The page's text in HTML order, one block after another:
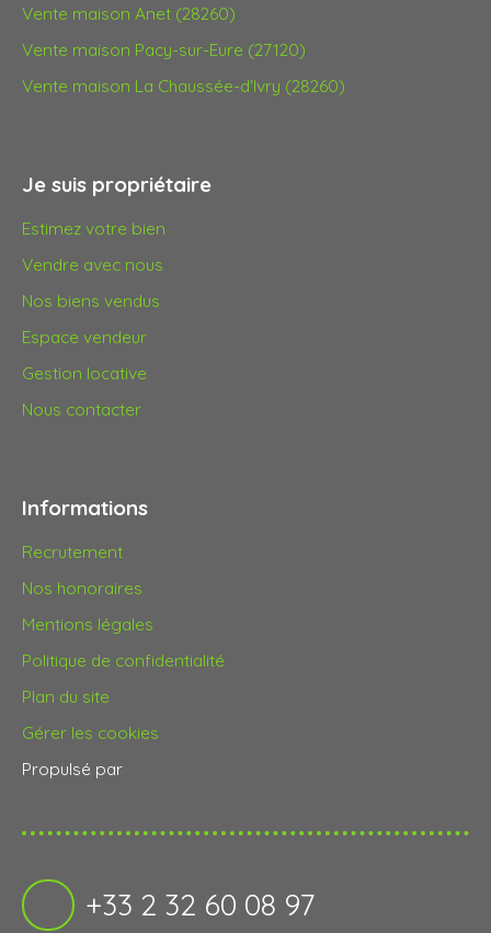
Vente maison Anet (28260)
Vente maison Pacy-sur-Eure (27120)
Vente maison La Chaussée-d'Ivry (28260)
Je suis propriétaire
Estimez votre bien
Vendre avec nous
Nos biens vendus
Espace vendeur
Gestion locative
Nous contacter
Informations
Recrutement
Nos honoraires
Mentions légales
Politique de confidentialité
Plan du site
Gérer les cookies
Propulsé par
+33 2 32 60 08 97